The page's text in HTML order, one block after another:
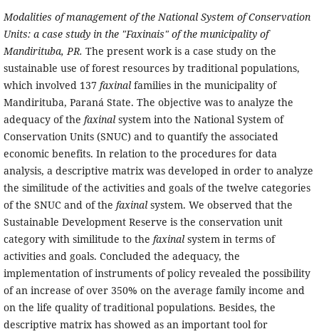
Modalities of management of the National System of Conservation
Units: a case study in the "Faxinais" of the municipality of
Mandirituba, PR. The present work is a case study on the
sustainable use of forest resources by traditional populations,
which involved 137 faxinalfamilies in the municipality of
Mandirituba, Paraná State. The objective was to analyze the
adequacy of the faxinalsystem into the National System of
Conservation Units (SNUC) and to quantify the associated
economic benefits. In relation to the procedures for data
analysis, a descriptive matrix was developed in order to analyze
the similitude of the activities and goals of the twelve categories
of the SNUC and of the faxinalsystem. We observed that the
Sustainable Development Reserve is the conservation unit
category with similitude to the faxinalsystem in terms of
activities and goals. Concluded the adequacy, the
implementation of instruments of policy revealed the possibility
of an increase of over 350% on the average family income and
on the life quality of traditional populations. Besides, the
descriptive matrix has showed as an important tool for